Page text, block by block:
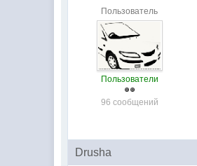
Пользователь
Пользователи
96 сообщений
Drusha